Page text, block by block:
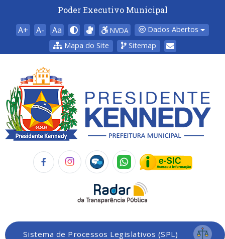
Poder Executivo Municipal
A+ A- Aa NVDA
Dados Abertos
Mapa do Site
Sitemap
Sistema de Processos Legislativos (SPL)